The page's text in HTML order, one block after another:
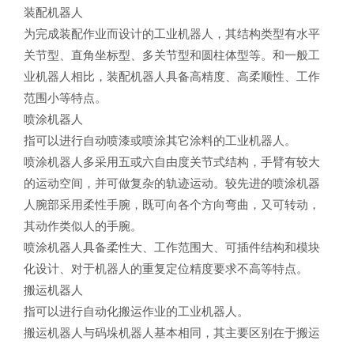
装配机器人
为完成装配作业而设计的工业机器人，其结构类型有水平
关节型、直角坐标型、多关节型和圆柱体型等。和一般工
业机器人相比，装配机器人具备高精度、高柔顺性、工作
范围小等特点。
喷涂机器人
指可以进行自动喷漆或喷涂其它涂料的工业机器人。
喷涂机器人多采用五或六自由度关节式结构，手臂有较大
的运动空间，并可做复杂的轨迹运动。较先进的喷涂机器
人腕部采用柔性手腕，既可向各个方向弯曲，又可转动，
其动作类似人的手腕。
喷涂机器人具备柔性大、工作范围大、可插件结构和模块
化设计、对于机器人的重复定位精度要求不高等特点。
搬运机器人
指可以进行自动化搬运作业的工业机器人。
搬运机器人与码垛机器人基本相同，其主要区别在于搬运